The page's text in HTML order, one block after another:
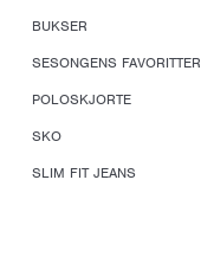
BUKSER
SESONGENS FAVORITTER
POLOSKJORTE
SKO
SLIM FIT JEANS